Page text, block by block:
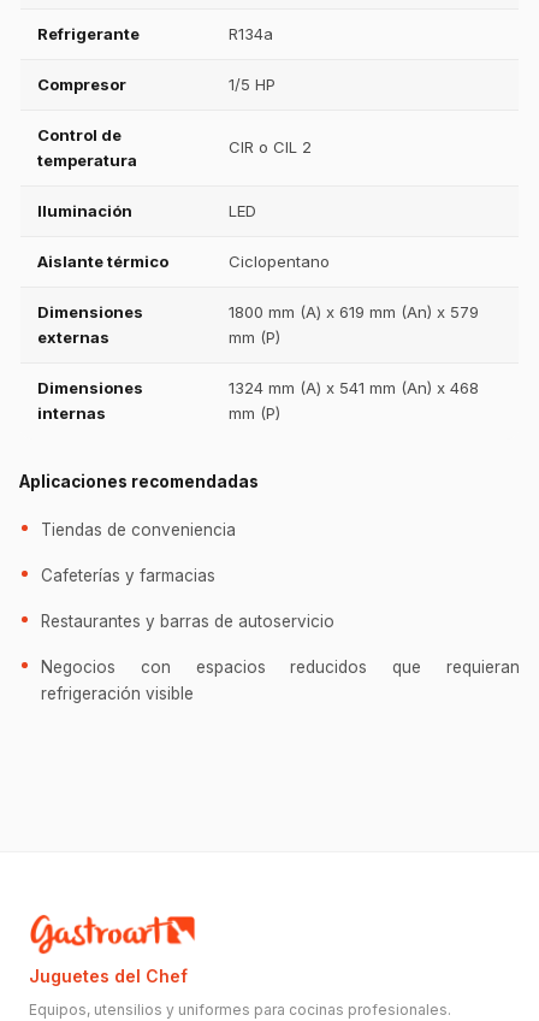
Refrigerante R134a
Compresor 1/5 HP
Control de
temperatura
CIR o CIL 2
Iluminación LED
Aislante térmico Ciclopentano
Dimensiones
externas
1800 mm (A) x 619 mm (An) x 579
mm (P)
Dimensiones
internas
1324 mm (A) x 541 mm (An) x 468
mm (P)
Aplicaciones recomendadas
Tiendas de conveniencia
Cafeterías y farmacias
Restaurantes y barras de autoservicio
Negocios con espacios reducidos que requieran
refrigeración visible
Juguetes del Chef
Equipos, utensilios y uniformes para cocinas profesionales.